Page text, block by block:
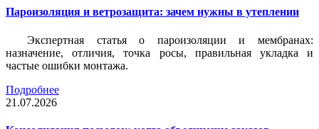
Пароизоляция и ветрозащита: зачем нужны в утеплении
Экспертная статья о пароизоляции и мембранах:
назначение, отличия, точка росы, правильная укладка и
частые ошибки монтажа.
Подробнее
21.07.2026